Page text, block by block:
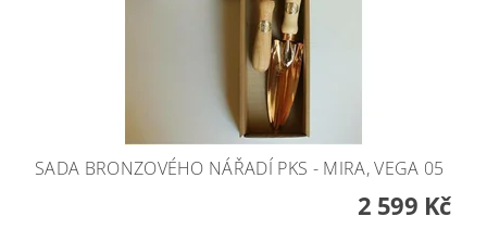
SADA BRONZOVÉHO NÁŘADÍ PKS - MIRA, VEGA 05
2 599 Kč